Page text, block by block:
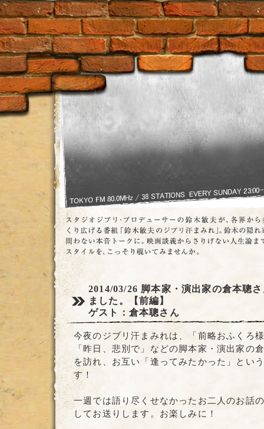
2014/03/26 脚本家・演出家の倉本聰
ました。【前編】
ゲスト：倉本聰さん
今夜のジブリ汗まみれは、「前略おふくろ
「昨日、悲別で」などの脚本家・演出家の
を訪れ、お互い「逢ってみたかった」とい
す！
一週では語り尽くせなかったお二人のお話
してお送りします。お楽しみに！